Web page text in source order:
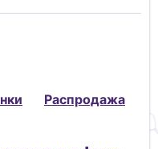
Распродажа